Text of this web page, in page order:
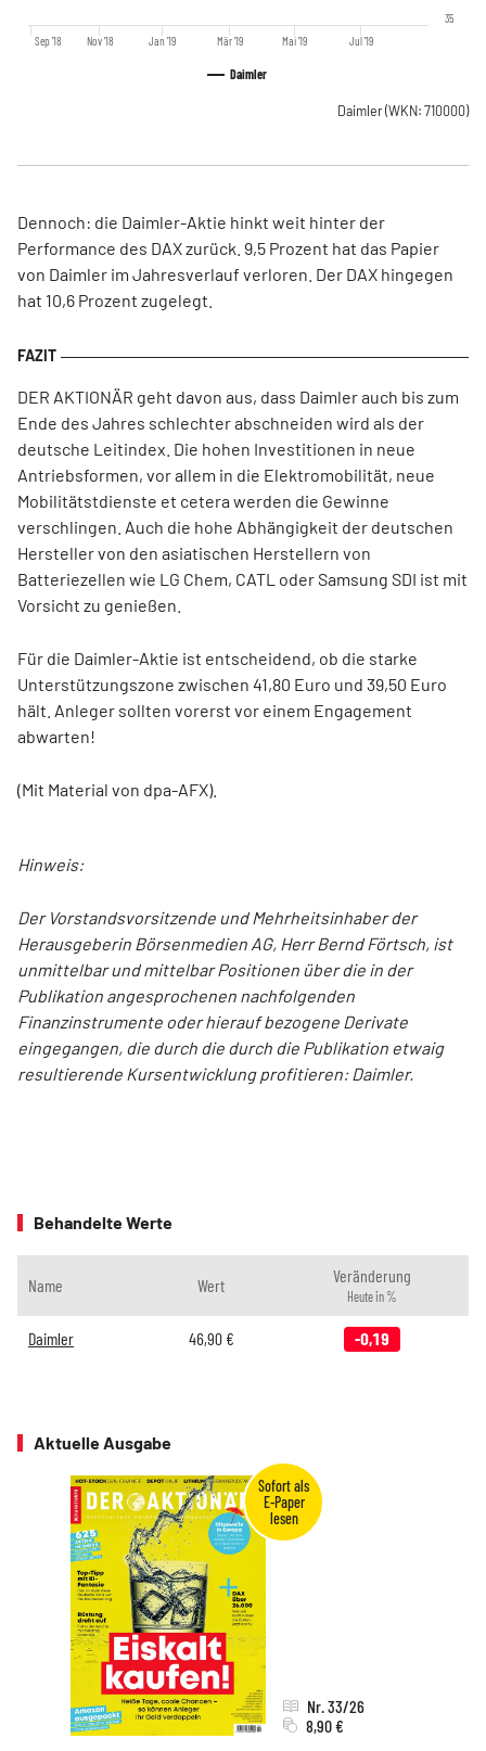
Daimler
Sep '18 Nov '18 Jan '19 Mär '19 Mai '19 Jul '19
35
Daimler(WKN: 710000)
Dennoch: die Daimler-Aktie hinkt weit hinter der
Performance des DAX zurück. 9,5 Prozent hat das Papier
von Daimler im Jahresverlauf verloren. Der DAX hingegen
hat 10,6 Prozent zugelegt.
DER AKTIONÄR geht davon aus, dass Daimler auch bis zum
Ende des Jahres schlechter abschneiden wird als der
deutsche Leitindex. Die hohen Investitionen in neue
Antriebsformen, vor allem in die Elektromobilität, neue
Mobilitätstdienste et cetera werden die Gewinne
verschlingen. Auch die hohe Abhängigkeit der deutschen
Hersteller von den asiatischen Herstellern von
Batteriezellen wie LG Chem, CATL oder Samsung SDI ist mit
Vorsicht zu genießen.
Für die Daimler-Aktie ist entscheidend, ob die starke
Unterstützungszone zwischen 41,80 Euro und 39,50 Euro
hält. Anleger sollten vorerst vor einem Engagement
abwarten!
(Mit Material von dpa-AFX).
Hinweis:
Der Vorstandsvorsitzende und Mehrheitsinhaber der
Herausgeberin Börsenmedien AG, Herr Bernd Förtsch, ist
unmittelbar und mittelbar Positionen über die in der
Publikation angesprochenen nachfolgenden
Finanzinstrumente oder hierauf bezogene Derivate
eingegangen, die durch die durch die Publikation etwaig
resultierende Kursentwicklung profitieren: Daimler.
Behandelte Werte
Name Wert Veränderung
Heute in %
Daimler 46,90€ -0,19
Aktuelle Ausgabe
Nr. 33/26
8,90 €